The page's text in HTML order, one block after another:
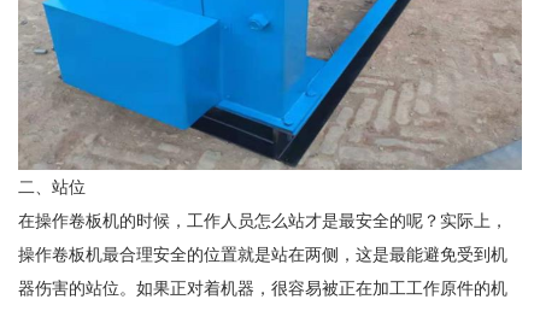
二、站位
在操作卷板机的时候，工作人员怎么站才是最安全的呢？实际上，
操作卷板机最合理安全的位置就是站在两侧，这是最能避免受到机
器伤害的站位。如果正对着机器，很容易被正在加工工作原件的机